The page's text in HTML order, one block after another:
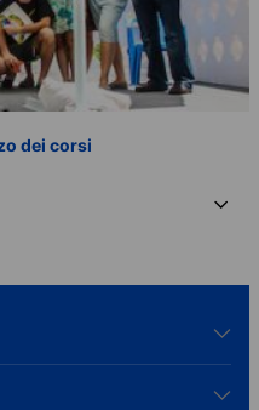
dei corsi